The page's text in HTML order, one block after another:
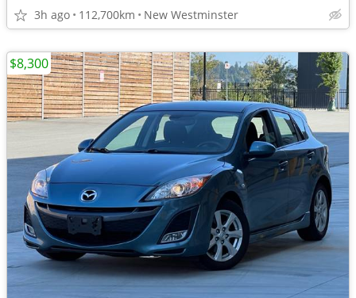
3h ago 112,700km New Westminster
$8,300